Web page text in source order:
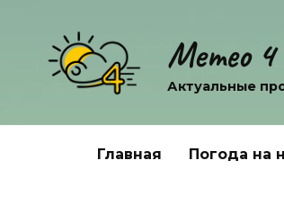
содержанию
Метео 4
Актуальные
Главная Погода на